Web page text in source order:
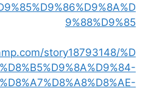
9%88%D9%85
story18793148/%D